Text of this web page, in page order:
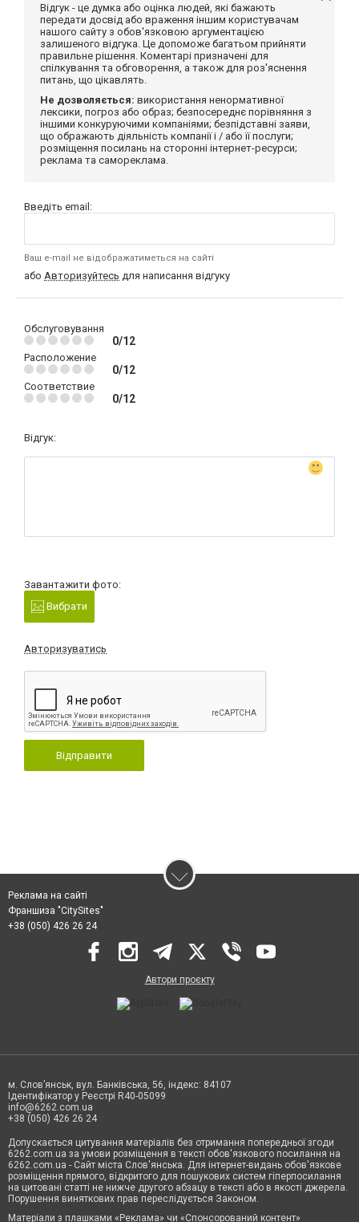
Відгук - це думка або оцінка людей, які бажають
передати досвід або враження іншим користувачам
нашого сайту з обов'язковою аргументацією
залишеного відгука. Це допоможе багатьом прийняти
правильне рішення. Коментарі призначені для
спілкування та обговорення, а також для роз'яснення
питань, що цікавлять.
Не дозволяється: використання ненормативної
лексики, погроз або образ; безпосереднє порівняння з
іншими конкуруючими компаніями; безпідставні заяви,
що ображають діяльність компанії і / або її послуги;
розміщення посилань на сторонні інтернет-ресурси;
реклама та самореклама.
Введіть email:
Ваш e-mail не відображатиметься на сайті
або Авторизуйтесь для написання відгуку
Обслуговування
0/12
Расположение
0/12
Соответствие
0/12
Відгук:
Завантажити фото:
Вибрати
Авторизуватись
Відправити
Реклама на сайті
Франшиза "CitySites"
+38 (050) 426 26 24
Автори проєкту
м. Слов’янськ, вул. Банківська, 56, індекс: 84107
Ідентифікатор у Реєстрі R40-05099
info@6262.com.ua
+38 (050) 426 26 24
Допускається цитування матеріалів без отримання попередньої згоди
6262.com.ua за умови розміщення в тексті обов'язкового посилання на
6262.com.ua - Сайт міста Слов'янська. Для інтернет-видань обов'язкове
розміщення прямого, відкритого для пошукових систем гіперпосилання
на цитовані статті не нижче другого абзацу в тексті або в якості джерела.
Порушення виняткових прав переслідується Законом.
Матеріали з плашками «Реклама» чи «Спонсорований контент»